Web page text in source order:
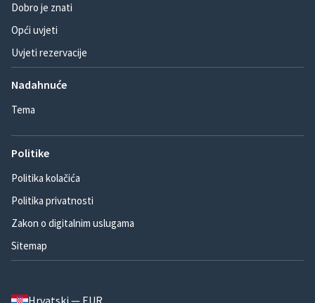
Dobro je znati
Opći uvjeti
Uvjeti rezervacije
Nadahnuće
Tema
Politike
Politika kolačića
Politika privatnosti
Zakon o digitalnim uslugama
Sitemap